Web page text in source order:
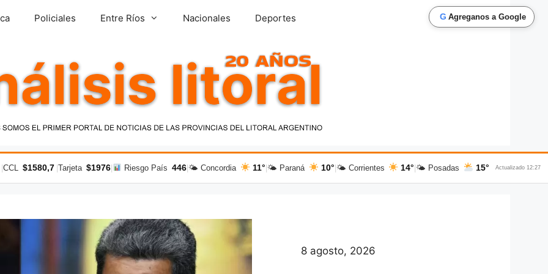
G Agreganos a Google
Policiales Entre Ríos Nacionales Deportes
CCL $1580,7 Tarjeta $1976| Riesgo País 446| 🌤 Concordia 11° 🌤 Paraná 10° 🌤 Corrientes 14° 🌤 Posadas 15° Actualizado 12:27
8 agosto, 2026